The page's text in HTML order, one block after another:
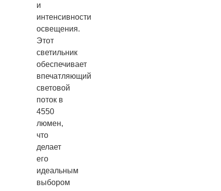
и
интенсивности
освещения.
Этот
светильник
обеспечивает
впечатляющий
световой
поток в
4550
люмен,
что
делает
его
идеальным
выбором